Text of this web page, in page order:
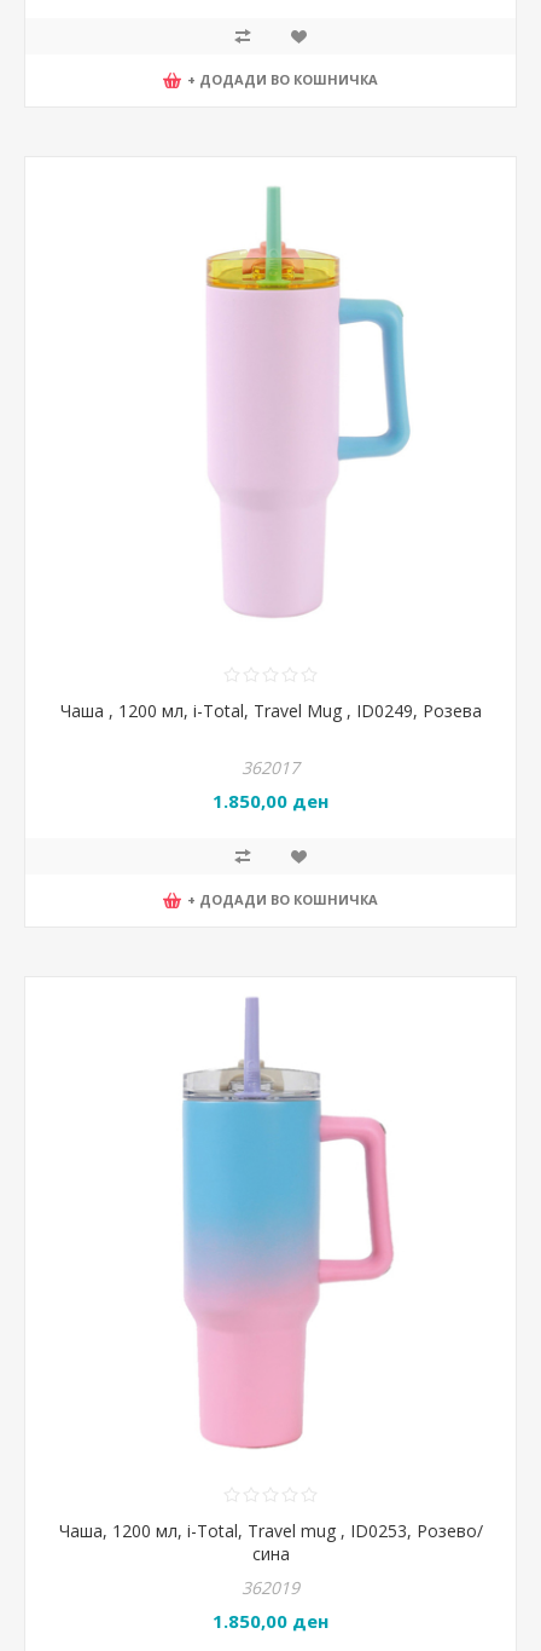
+ ДОДАДИ ВО КОШНИЧКА
Чаша , 1200 мл, i-Total, Travel Mug , ID0249, Розева
362017
1.850,00 ден
+ ДОДАДИ ВО КОШНИЧКА
Чаша, 1200 мл, i-Total, Travel mug , ID0253, Розево/
сина
362019
1.850,00 ден